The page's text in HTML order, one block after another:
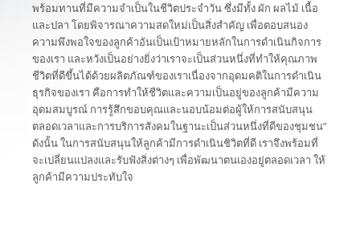
พร้อมทานที่มีความจำเป็นในชีวิตประจำวัน ซึ่งมีทั้ง ผัก ผลไม้ เนื้อ
และปลา โดยพิจารณาความสดใหม่เป็นสิ่งสำคัญ เพื่อตอบสนอง
ความพึงพอใจของลูกค้าอันเป็นเป้าหมายหลักในการดำเนินกิจการ
ของเรา และหวังเป็นอย่างยิ่งว่าเราจะเป็นส่วนหนึ่งที่ทำให้คุณภาพ
ชีวิตที่ดีขึ้นได้ด้วยผลิตภัณฑ์ของเราเนื่องจากอุดมคติในการดำเนิน
ธุรกิจของเรา คือการทำให้ชีวิตและความเป็นอยู่ของลูกค้ามีความ
อุดมสมบูรณ์ การรู้สึกขอบคุณและนอบน้อมต่อผู้ให้การสนับสนุน
ตลอดเวลาและการบริการสังคมในฐานะเป็นส่วนหนึ่งที่ดีของชุมชน”
ดังนั้น ในการสนับสนุนให้ลูกค้ามีการดำเนินชิวิตที่ดี เราจึงพร้อมที่
จะเปลี่ยนแปลงและรับฟังสิ่งต่างๆ เพื่อพัฒนาตนเองอยู่ตลอดเวลา ให้
ลูกค้ามีความประทับใจ